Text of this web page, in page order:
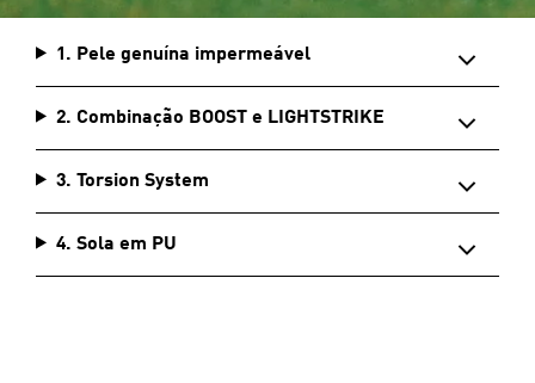
1. Pele genuína impermeável
2. Combinação BOOST e LIGHTSTRIKE
3. Torsion System
4. Sola em PU